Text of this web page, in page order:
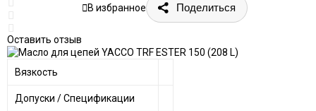
Оставить отзыв
В избранное Поделиться
Вязкость
Допуски / Спецификации